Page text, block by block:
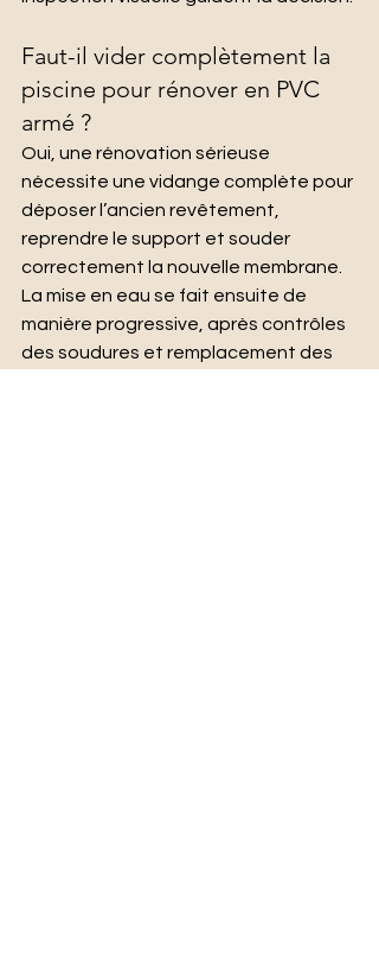
Faut-il vider complètement la
piscine pour rénover en PVC
armé ?
Oui, une rénovation sérieuse
nécessite une vidange complète pour
déposer l’ancien revêtement,
reprendre le support et souder
correctement la nouvelle membrane.
La mise en eau se fait ensuite de
manière progressive, après contrôles
des soudures et remplacement des